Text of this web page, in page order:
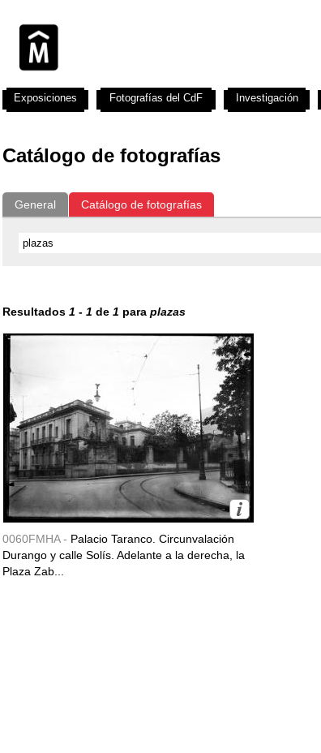
Catálogo de fotografías
General Catálogo de fotografías
Resultados 1 - 1 de 1 para plazas
0060FMHA - Palacio Taranco. Circunvalación
Durango y calle Solís. Adelante a la derecha, la
Plaza Zab...
Exposiciones Fotografías del CdF Investigación